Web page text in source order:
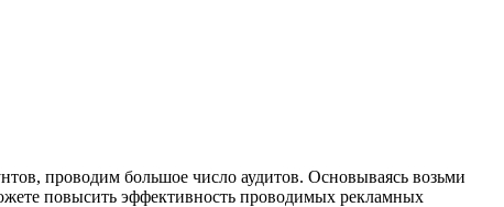
проводим большое число аудитов. Основываясь возьми
повысить эффективность проводимых рекламных